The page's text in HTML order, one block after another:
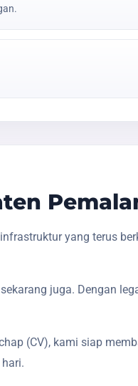
yang terus
juga. Dengan
(CV), kami siap